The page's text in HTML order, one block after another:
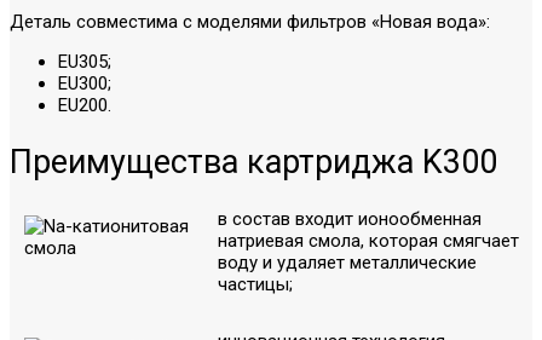
Деталь совместима с моделями фильтров «Новая вода»:
EU305;
EU300;
EU200.
Преимущества картриджа K300
в состав входит ионообменная
натриевая смола, которая смягчает
воду и удаляет металлические
частицы;